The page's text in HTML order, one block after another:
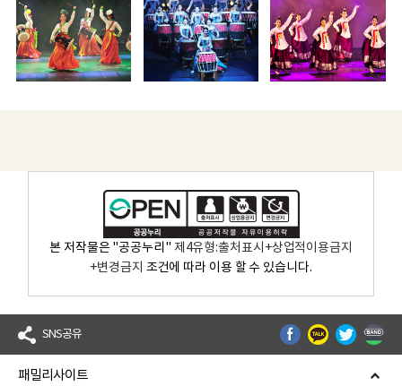
본 저작물은 "공공누리" 제4유형:출처표시+상업적이용금지
+변경금지 조건에 따라 이용 할 수 있습니다.
SNS공유
패밀리사이트